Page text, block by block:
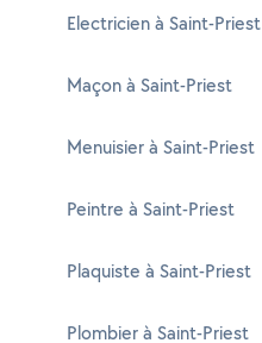
Electricien à Saint-Priest
Maçon à Saint-Priest
Menuisier à Saint-Priest
Peintre à Saint-Priest
Plaquiste à Saint-Priest
Plombier à Saint-Priest